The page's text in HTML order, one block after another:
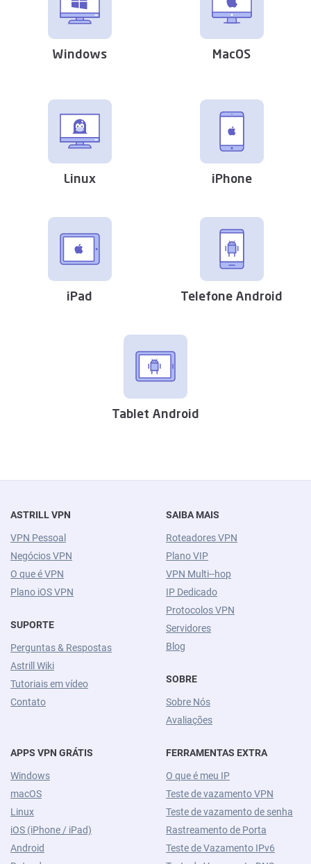
Windows MacOS
Linux iPhone
iPad Telefone Android
Tablet Android
ASTRILL VPN
VPN Pessoal
Negócios VPN
O que é VPN
Plano iOS VPN
SUPORTE
Perguntas & Respostas
Astrill Wiki
Tutoriais em vídeo
Contato
SAIBA MAIS
Roteadores VPN
Plano VIP
VPN Multi--hop
IP Dedicado
Protocolos VPN
Servidores
Blog
SOBRE
Sobre Nós
Avaliações
APPS VPN GRÁTIS
Windows
macOS
Linux
iOS (iPhone / iPad)
Android
FERRAMENTAS EXTRA
O que é meu IP
Teste de vazamento VPN
Teste de vazamento de senha
Rastreamento de Porta
Teste de Vazamento IPv6